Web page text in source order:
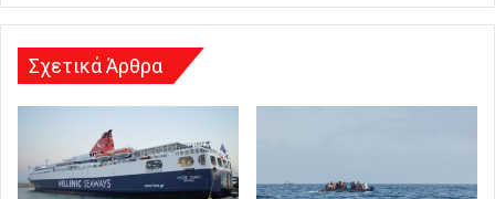
σ
Σχετικά Άρθρα